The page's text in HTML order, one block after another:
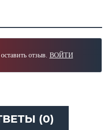
отзыв. ВОЙТИ
(0)